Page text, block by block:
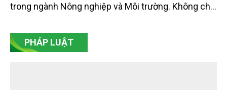
trong ngành Nông nghiệp và Môi trường. Không chỉ
tạo và chuyển đổi số, Nghị quyết số 57 đang mở
đường cho một phương thức quản trị hiện đại hơn:
PHÁP LUẬT